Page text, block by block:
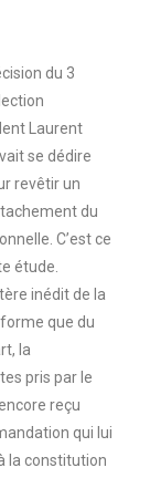
du 3
Laurent
se dédire
revêtir un
du
C’est ce
étude.
inédit de la
que du
la
pris par le
reçu
qui lui
la constitution